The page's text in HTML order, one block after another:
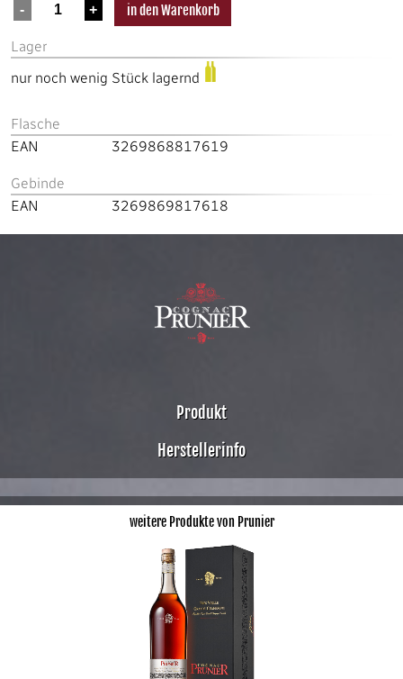
Lager
nur noch wenig Stück lagernd
Flasche
EAN
3269868817619
Gebinde
EAN
3269869817618
Produkt
Herstellerinfo
weitere Produkte von Prunier